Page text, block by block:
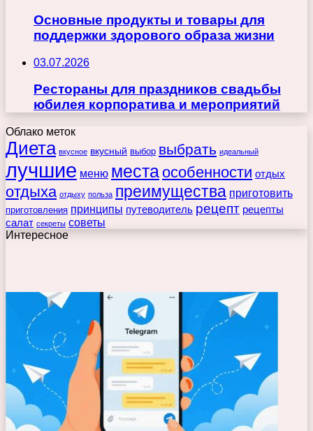
Основные продукты и товары для
поддержки здорового образа жизни
03.07.2026
Рестораны для праздников свадьбы
юбилея корпоратива и мероприятий
Облако меток
Диета вкусное вкусный выбор выбрать идеальный
лучшие меню места особенности отдых
отдыха отдыху польза преимущества приготовить
приготовления принципы путеводитель рецепт рецепты
салат секреты советы
Интересное